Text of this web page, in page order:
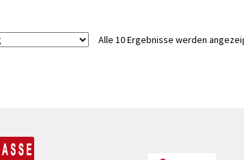
Alle 10 Ergebnisse werden